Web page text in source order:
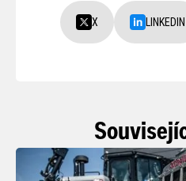
X LINKEDIN